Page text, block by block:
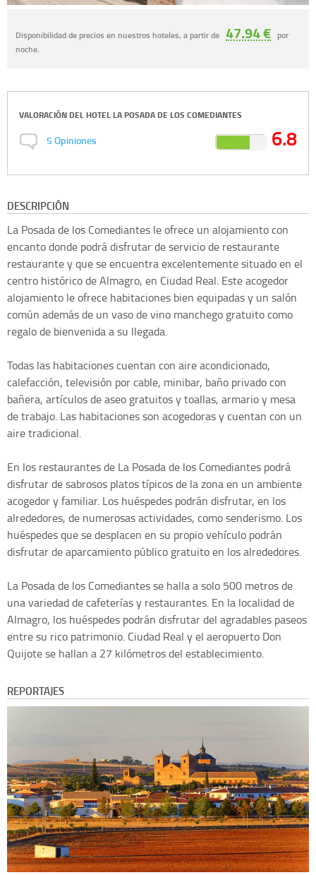
Disponibilidad de precios en nuestros hoteles, a partir de 47.94 € por
noche.
VALORACIÓN DEL HOTEL LA POSADA DE LOS COMEDIANTES
5Opiniones 6.8
DESCRIPCIÓN
La Posada de los Comediantes le ofrece un alojamiento con
encanto donde podrá disfrutar de servicio de restaurante
restaurante y que se encuentra excelentemente situado en el
centro histórico de Almagro, en Ciudad Real. Este acogedor
alojamiento le ofrece habitaciones bien equipadas y un salón
común además de un vaso de vino manchego gratuito como
regalo de bienvenida a su llegada.
Todas las habitaciones cuentan con aire acondicionado,
calefacción, televisión por cable, minibar, baño privado con
bañera, artículos de aseo gratuitos y toallas, armario y mesa
de trabajo. Las habitaciones son acogedoras y cuentan con un
aire tradicional.
En los restaurantes de La Posada de los Comediantes podrá
disfrutar de sabrosos platos típicos de la zona en un ambiente
acogedor y familiar. Los huéspedes podrán disfrutar, en los
alrededores, de numerosas actividades, como senderismo. Los
huéspedes que se desplacen en su propio vehículo podrán
disfrutar de aparcamiento público gratuito en los alrededores.
La Posada de los Comediantes se halla a solo 500 metros de
una variedad de cafeterías y restaurantes. En la localidad de
Almagro, los huéspedes podrán disfrutar del agradables paseos
entre su rico patrimonio. Ciudad Real y el aeropuerto Don
Quijote se hallan a 27 kilómetros del establecimiento.
REPORTAJES